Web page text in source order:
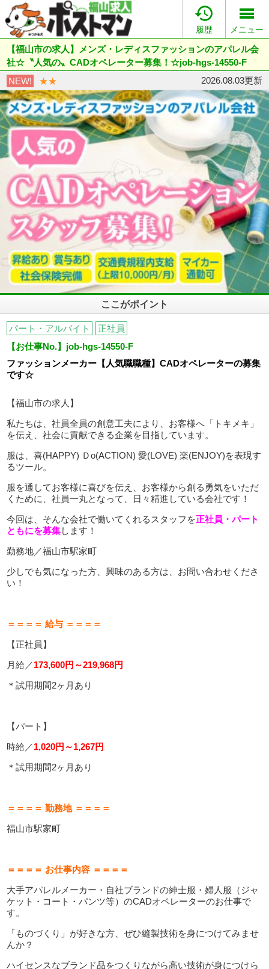

履歴 メニュー
【福山市の求人】メンズ・レディスファッションのアパレル会
社☆〝人気の〟CADオペレーター募集！☆job-hgs-14550-F
NEW!
★★ 2026.08.03更新
ここがポイント
パート・アルバイト
正社員
【お仕事No.】job-hgs-14550-F
ファッションメーカー【人気職職種】CADオペレーターの募集
です☆
【福山市の求人】
私たちは、社員全員の創意工夫により、お客様へ「トキメキ」
を伝え、社会に貢献できる企業を目指しています。
服は、喜(HAPPY) Ｄo(ACTION) 愛(LOVE) 楽(ENJOY)を表現す
るツール。
服を通してお客様に喜びを伝え、お客様から創る勇気をいただ
くために、社員一丸となって、日々精進している会社です！
今回は、そんな会社で働いてくれるスタッフを正社員・パート
ともにを募集します！
勤務地／福山市駅家町
少しでも気になった方、興味のある方は、お問い合わせくださ
い！
＝＝＝＝ 給与 ＝＝＝＝
【正社員】
月給／173,600円～219,968円
＊試用期間2ヶ月あり
【パート】
時給／1,020円～1,267円
＊試用期間2ヶ月あり
＝＝＝＝ 勤務地 ＝＝＝＝
福山市駅家町
＝＝＝＝ お仕事内容 ＝＝＝＝
大手アパレルメーカー・自社ブランドの紳士服・婦人服（ジャ
ケット・コート・パンツ等）のCADオペレーターのお仕事で
す。
「ものづくり」が好きな方、ぜひ縫製技術を身につけてみませ
んか？
ハイセンスなブランド品をつくりながら高い技術が身につけら